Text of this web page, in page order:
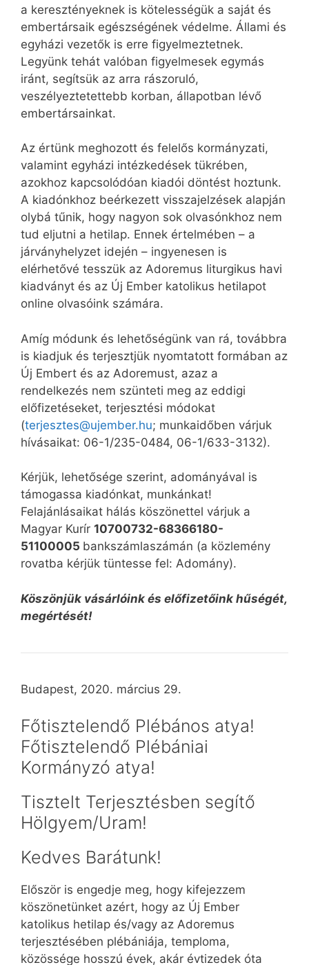
a keresztényeknek is kötelességük a saját és
embertársaik egészségének védelme. Állami és
egyházi vezetők is erre figyelmeztetnek.
Legyünk tehát valóban figyelmesek egymás
iránt, segítsük az arra rászoruló,
veszélyeztetettebb korban, állapotban lévő
embertársainkat.
Az értünk meghozott és felelős kormányzati,
valamint egyházi intézkedések tükrében,
azokhoz kapcsolódóan kiadói döntést hoztunk.
A kiadónkhoz beérkezett visszajelzések alapján
olybá tűnik, hogy nagyon sok olvasónkhoz nem
tud eljutni a hetilap. Ennek értelmében – a
járványhelyzet idején – ingyenesen is
elérhetővé tesszük az Adoremus liturgikus havi
kiadványt és az Új Ember katolikus hetilapot
online olvasóink számára.
Amíg módunk és lehetőségünk van rá, továbbra
is kiadjuk és terjesztjük nyomtatott formában az
Új Embert és az Adoremust, azaz a
rendelkezés nem szünteti meg az eddigi
előfizetéseket, terjesztési módokat
(terjesztes@ujember.hu; munkaidőben várjuk
hívásaikat: 06-1/235-0484, 06-1/633-3132).
Kérjük, lehetősége szerint, adományával is
támogassa kiadónkat, munkánkat!
Felajánlásaikat hálás köszönettel várjuk a
Magyar Kurír 10700732-68366180-
51100005 bankszámlaszámán (a közlemény
rovatba kérjük tüntesse fel: Adomány).
Köszönjük vásárlóink és előfizetőink hűségét,
megértését!
Budapest, 2020. március 29.
Főtisztelendő Plébános atya!
Főtisztelendő Plébániai
Kormányzó atya!
Tisztelt Terjesztésben segítő
Hölgyem/Uram!
Kedves Barátunk!
Először is engedje meg, hogy kifejezzem
köszönetünket azért, hogy az Új Ember
katolikus hetilap és/vagy az Adoremus
terjesztésében plébániája, temploma,
közössége hosszú évek, akár évtizedek óta